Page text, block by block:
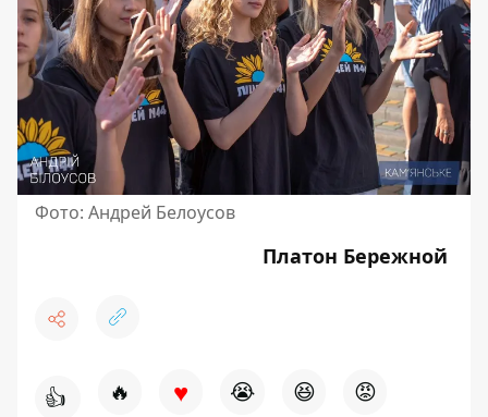
Фото: Андрей Белоусов
Платон Бережной
👍 🔥 ♥ 😭 😆 😡